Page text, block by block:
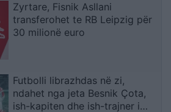
Zyrtare, Fisnik Asllani
transferohet te RB Leipzig për
30 milionë euro
Futbolli librazhdas në zi,
ndahet nga jeta Besnik Çota,
ish-kapiten dhe ish-trajner i